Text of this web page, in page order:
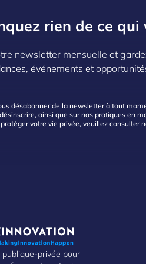
rien de ce qui
newsletter mensuelle et
événements et
désabonner de la newsletter à tout
ainsi que sur nos pratiques en
votre vie privée, veuillez consulter
privée pour